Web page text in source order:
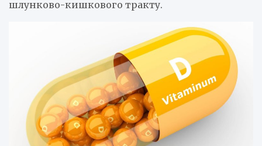
шлунково-кишкового тракту.